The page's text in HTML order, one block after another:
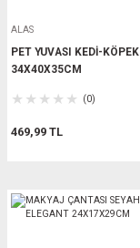
ALAS
PET YUVASI KEDİ-KÖPEK
34X40X35CM
(0)
469,99 TL